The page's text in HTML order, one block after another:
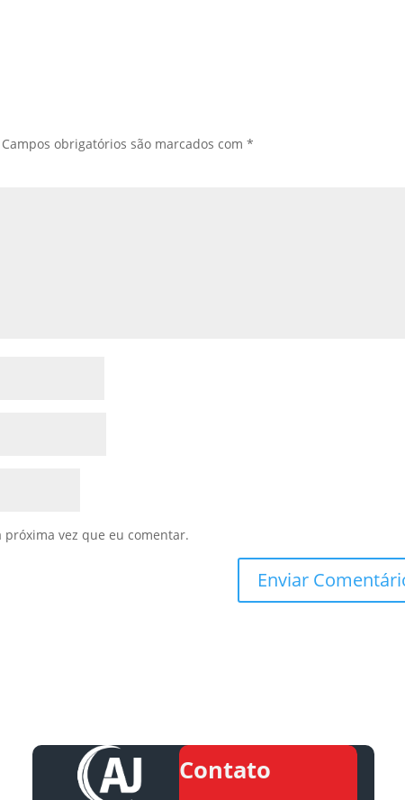
Campos obrigatórios são marcados com*
vez que eu comentar.
Contato